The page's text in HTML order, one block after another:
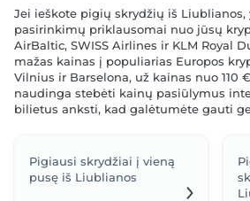
Jei ieškote pigių skrydžių iš Liublianos,
pasirinkimų priklausomai nuo jūsų
AirBaltic, SWISS Airlines ir KLM Royal
mažas kainas į populiarias Europos
Vilnius ir Barselona, už kainas nuo 110
naudinga stebėti kainų pasiūlymus
bilietus anksti, kad galėtumėte gauti
Pigiausi skrydžiai į vieną
pusę iš Liublianos